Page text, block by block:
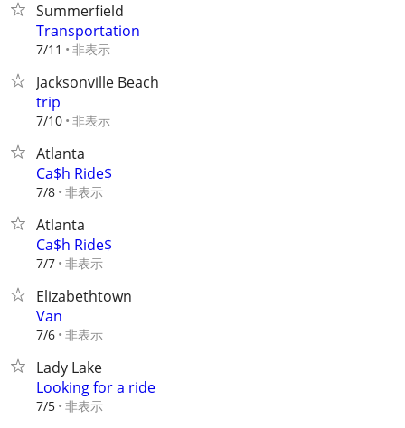
Summerfield
Transportation
7/11 非表示
Jacksonville Beach
trip
7/10 非表示
Atlanta
Ca$h Ride$
7/8 非表示
Atlanta
Ca$h Ride$
7/7 非表示
Elizabethtown
Van
7/6 非表示
Lady Lake
Looking for a ride
7/5 非表示